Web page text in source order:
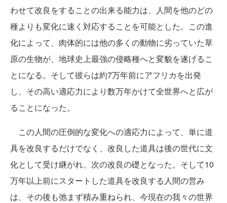
わせて改良をすることの出来る能力は、人間を他のどの
種よりも変化に速く対応することを可能とした。この進
化によって、肉体的には他の多くの動物に劣っていた草
原の生物が、地球史上最強の侵略種へと変貌を遂げるこ
とになる。そして彼らは約7万年前にアフリカを出発
し、その高い適応力により数万年かけて全世界へと広が
ることになった。
この人間の圧倒的な変化への適応力によって、単に道
具を改良するだけでなく、改良した道具は後の世代に文
化として受け継がれ、次の改良の礎となった。そして10
万年以上前にスタートした道具を改良する人間の営み
は、その後も弛まず積み重ねられ、今現在の我々の世界